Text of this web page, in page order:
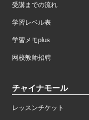
受講までの流れ
学習レベル表
学習メモplus
网校教师招聘
チャイナモール
レッスンチケット